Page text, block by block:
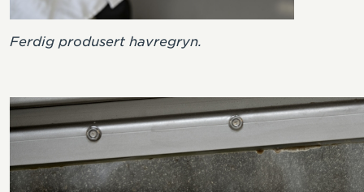
Ferdig produsert havregryn.